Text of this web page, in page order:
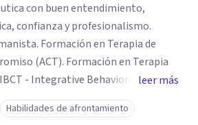
con buen entendimiento,
confianza y profesionalismo.
Formación en Terapia de
(ACT). Formación en Terapia
- Integrative Behavioral Couple
en Terapia de esquemas por CETEP.
en Habilidades. Formación
leer más
Habilidades de afrontamiento